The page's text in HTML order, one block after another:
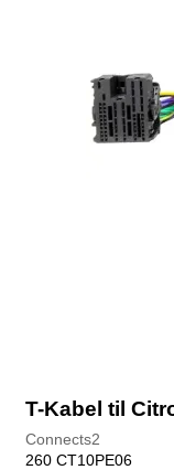
T-Kabel til
Connects2
260 CT10PE06